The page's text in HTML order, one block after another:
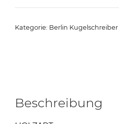
"Eibe"
Kategorie: Berlin Kugelschreiber
Beschreibung